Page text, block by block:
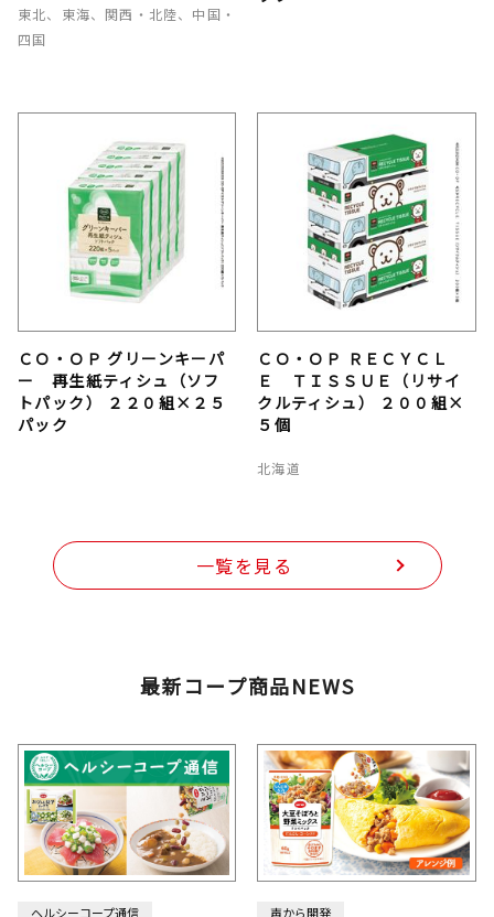
東北、東海、関西・北陸、中国・
四国
ＣＯ・ＯＰ グリーンキーパ
ー 再生紙ティシュ（ソフ
トパック） ２２０組×２５
パック
ＣＯ・ＯＰ ＲＥＣＹＣＬ
Ｅ ＴＩＳＳＵＥ（リサイ
クルティシュ） ２００組×
５個
北海道
一覧を見る
最新コープ商品NEWS
ヘルシーコープ通信 声から開発